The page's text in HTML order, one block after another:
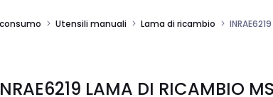
Utensili manuali Lama di ricambio
LAMA DI RICAMBIO